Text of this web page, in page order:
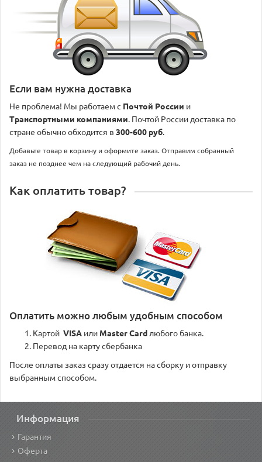
Если вам нужна доставка
Не проблема! Мы работаем с Почтой России и
Транспортными компаниями. Почтой России доставка по
стране обычно обходится в 300-600 руб.
Добавьте товар в корзину и оформите заказ. Отправим собранный
заказ не позднее чем на следующий рабочий день.
Как оплатить товар?
Оплатить можно любым удобным способом
Картой VISA или Master Card любого банка.
Перевод на карту сбербанка
После оплаты заказ сразу отдается на сборку и отправку
выбранным способом.
Информация
Гарантия
Оферта